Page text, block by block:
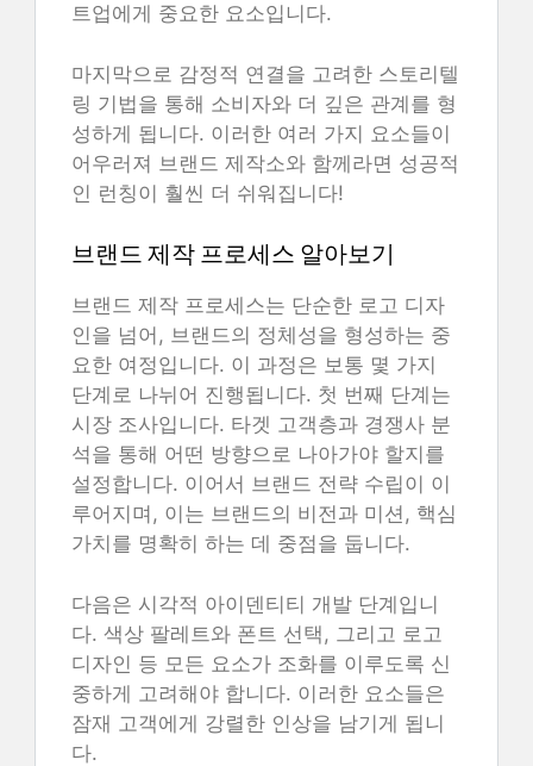
트업에게 중요한 요소입니다.
마지막으로 감정적 연결을 고려한 스토리텔
링 기법을 통해 소비자와 더 깊은 관계를 형
성하게 됩니다. 이러한 여러 가지 요소들이
어우러져 브랜드 제작소와 함께라면 성공적
인 런칭이 훨씬 더 쉬워집니다!
브랜드 제작 프로세스 알아보기
브랜드 제작 프로세스는 단순한 로고 디자
인을 넘어, 브랜드의 정체성을 형성하는 중
요한 여정입니다. 이 과정은 보통 몇 가지
단계로 나뉘어 진행됩니다. 첫 번째 단계는
시장 조사입니다. 타겟 고객층과 경쟁사 분
석을 통해 어떤 방향으로 나아가야 할지를
설정합니다. 이어서 브랜드 전략 수립이 이
루어지며, 이는 브랜드의 비전과 미션, 핵심
가치를 명확히 하는 데 중점을 둡니다.
다음은 시각적 아이덴티티 개발 단계입니
다. 색상 팔레트와 폰트 선택, 그리고 로고
디자인 등 모든 요소가 조화를 이루도록 신
중하게 고려해야 합니다. 이러한 요소들은
잠재 고객에게 강렬한 인상을 남기게 됩니
다.